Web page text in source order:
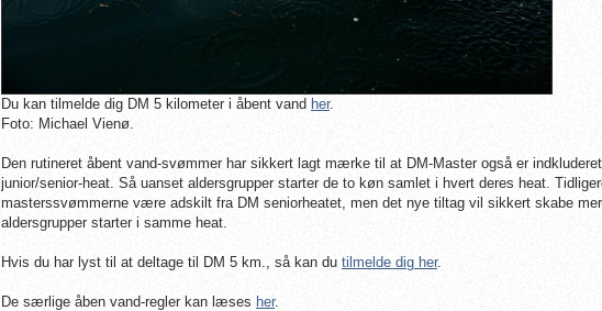
Du kan tilmelde dig DM 5 kilometer i åbent vand her.
Foto: Michael Vienø.
Den rutineret åbent vand-svømmer har sikkert lagt mærke til at DM-Master også er
junior/senior-heat. Så uanset aldersgrupper starter de to køn samlet i hvert deres heat.
masterssvømmerne være adskilt fra DM seniorheatet, men det nye tiltag vil sikkert skabe
aldersgrupper starter i samme heat.
Hvis du har lyst til at deltage til DM 5 km., så kan du tilmelde dig her.
De særlige åben vand-regler kan læses her.